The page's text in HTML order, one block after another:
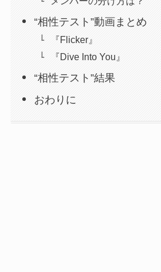
“相性テスト”動画まとめ
『Flicker』
『Dive Into You』
“相性テスト”結果
おわりに